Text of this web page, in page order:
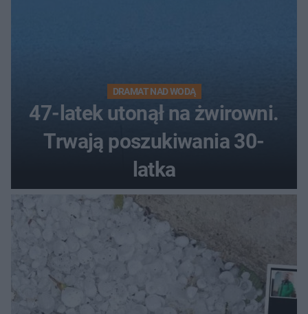
DRAMAT NAD WODĄ
47-latek utonął na żwirowni.
Trwają poszukiwania 30-
latka